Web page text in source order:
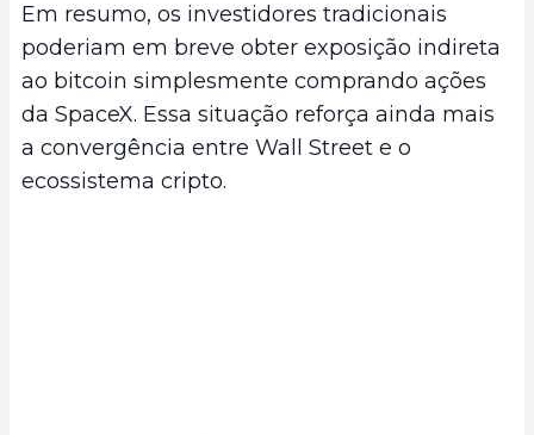
Em resumo, os investidores tradicionais
poderiam em breve obter exposição indireta
ao bitcoin simplesmente comprando ações
da SpaceX. Essa situação reforça ainda mais
a convergência entre Wall Street e o
ecossistema cripto.